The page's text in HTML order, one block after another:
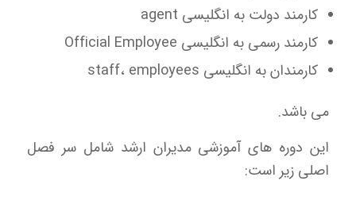
کارمند دولت به انگلیسی agent
کارمند رسمی به انگلیسی Official Employee
کارمندان به انگلیسی staff، employees
می باشد.
این دوره های آموزشی مدیران ارشد شامل سر فصل
اصلی زیر است: